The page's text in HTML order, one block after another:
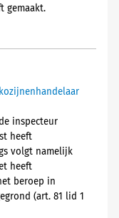
gemaakt.
inspecteur
heeft
volgt namelijk
heeft
beroep in
(art. 81 lid 1